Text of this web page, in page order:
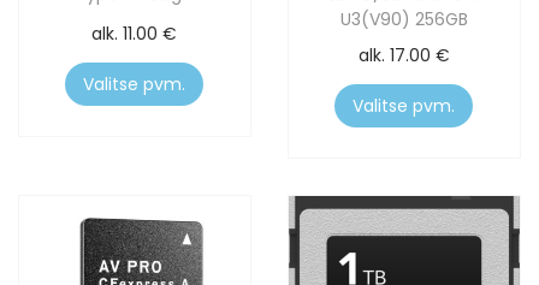
alk.11.00€
Valitse pvm.
U3(V90) 256GB
alk. 17.00 €
Valitse pvm.